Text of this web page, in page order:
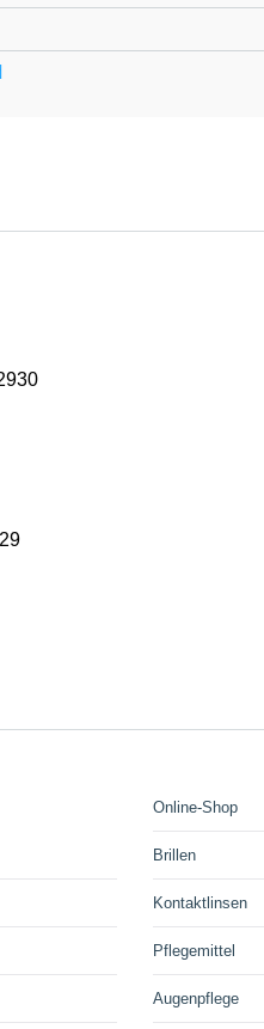
Online-Shop
Brillen
Kontaktlinsen
Pflegemittel
Augenpflege